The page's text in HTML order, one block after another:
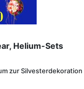
Helium-Sets
zur Silvesterdekoration